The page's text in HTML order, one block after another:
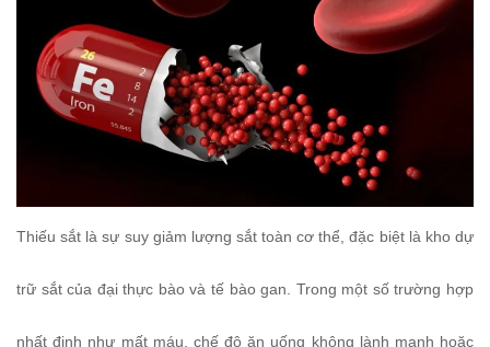
Thiếu sắt là sự suy giảm lượng sắt toàn cơ thể, đặc biệt là kho dự
trữ sắt của đại thực bào và tế bào gan. Trong một số trường hợp
nhất định như mất máu, chế độ ăn uống không lành mạnh hoặc